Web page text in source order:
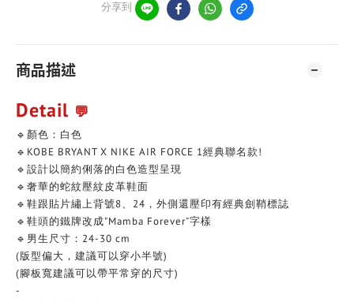
分享到
商品描述
Detail 💬
🔹顏色：白色
🔹KOBE BRYANT X NIKE AIR FORCE 1經典聯名款!
🔹設計以簡約俐落的白色造型呈現
🔹奢華的蛇紋壓紋皮革鞋面
🔹鞋跟貼片繡上背號8、24，外側還壓印有經典劍鞘標誌
🔹鞋頭的鐵牌改成"Mamba Forever"字樣
🔹男生尺寸：24-30 cm
(版型偏大，建議可以穿小半號)
(腳板寬建議可以帶平常穿的尺寸)
-